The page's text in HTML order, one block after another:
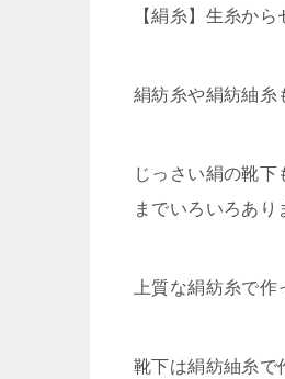
【絹糸】生糸か
絹紡糸や絹紡紬糸
じっさい絹の靴
までいろいろあり
上質な絹紡糸で
靴下は絹紡紬糸で